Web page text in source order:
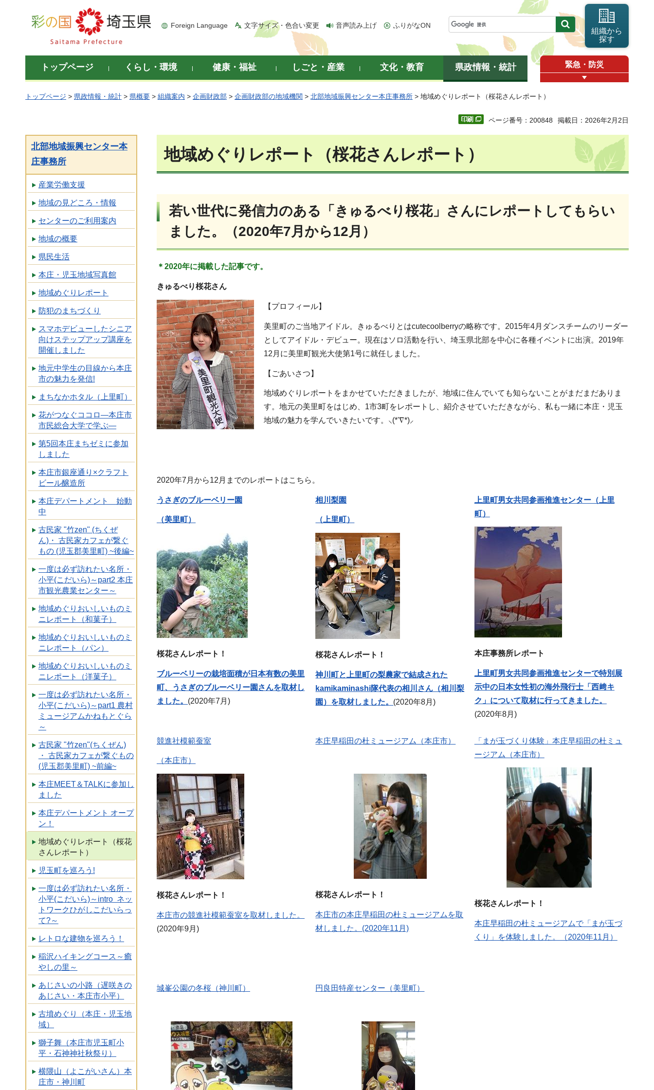
彩の国 埼玉県
Foreign Language 文字サイズ・色合い変更 音声読み上げ ふりがなON
組織から
探す
トップページ くらし・環境 健康・福祉 しごと・産業 文化・教育 県政情報・統計 緊急・防災
トップページ > 県政情報・統計 > 県概要 > 組織案内 > 企画財政部 > 企画財政部の地域機関 > 北部地域振興センター本庄事務所 > 地域めぐりレポート（桜花さんレポート）
ページ番号：200848 掲載日：2026年2月2日
北部地域振興センター本
庄事務所
産業労働支援
地域の見どころ・情報
センターのご利用案内
地域の概要
県民生活
本庄・児玉地域写真館
地域めぐりレポート
防犯のまちづくり
スマホデビューしたシニア
向けステップアップ講座を
開催しました
地元中学生の目線から本庄
市の魅力を発信!
まちなかホタル（上里町）
花がつなぐココロ―本庄市
市民総合大学で学ぶ―
第5回本庄まちゼミに参加
しました
本庄市銀座通り×クラフト
ビール醸造所
本庄デパートメント 始動
中
古民家 "竹zen" (ちくぜ
ん)・ 古民家カフェが繋ぐ
もの (児玉郡美里町) ~後編~
一度は必ず訪れたい名所・
小平(こだいら)～part2 本庄
市観光農業センター～
地域めぐりおいしいものミ
ニレポート（和菓子）
地域めぐりおいしいものミ
ニレポート（パン）
地域めぐりおいしいものミ
ニレポート（洋菓子）
一度は必ず訪れたい名所・
小平(こだいら)～part1 農村
ミュージアムかねもとぐら
～
古民家 "竹zen"(ちくぜん)
・ 古民家カフェが繋ぐもの
(児玉郡美里町) ~前編~
本庄MEET＆TALKに参加し
ました
本庄デパートメント オープ
ン！
地域めぐりレポート（桜花
さんレポート）
児玉町を巡ろう!
一度は必ず訪れたい名所・
小平(こだいら)～intro ネッ
トワークひがしこだいらっ
て?～
レトロな建物を巡ろう！
稲沢ハイキングコース～癒
やしの里～
あじさいの小路（遅咲きの
あじさい・本庄市小平）
古墳めぐり（本庄・児玉地
域）
獅子舞（本庄市児玉町小
平・石神神社秋祭り）
横隈山（よこがいさん）本
庄市・神川町
地域めぐりレポート（桜花さんレポート）
若い世代に発信力のある「きゅるべり桜花」さんにレポートしてもらい
ました。（2020年7月から12月）
＊2020年に掲載した記事です。
きゅるべり桜花さん
【プロフィール】
美里町のご当地アイドル。きゅるべりとはcutecoolberryの略称です。2015年4月ダンスチームのリーダー
としてアイドル・デビュー。現在はソロ活動を行い、埼玉県北部を中心に各種イベントに出演。2019年
12月に美里町観光大使第1号に就任しました。
【ごあいさつ】
地域めぐりレポートをまかせていただきましたが、地域に住んでいても知らないことがまだまだありま
す。地元の美里町をはじめ、1市3町をレポートし、紹介させていただきながら、私も一緒に本庄・児玉
地域の魅力を学んでいきたいです。⸜(*'∇*)⸝
2020年7月から12月までのレポートはこちら。
うさぎのブルーベリー園
（美里町）
桜花さんレポート！
ブルーベリーの栽培面積が日本有数の美里
町、うさぎのブルーベリー園さんを取材し
ました。 (2020年7月)
相川梨園
（上里町）
桜花さんレポート！
神川町と上里町の梨農家で結成された
kamikaminashi隊代表の相川さん（相川梨
園）を取材しました。 (2020年8月)
上里町男女共同参画推進センター（上里
町）
本庄事務所レポート
上里町男女共同参画推進センターで特別展
示中の日本女性初の海外飛行士「西﨑キ
ク」について取材に行ってきました。
(2020年8月)
競進社模範蚕室
（本庄市）
桜花さんレポート！
本庄市の競進社模範蚕室を取材しました。
(2020年9月)
本庄早稲田の杜ミュージアム（本庄市）
桜花さんレポート！
本庄市の本庄早稲田の杜ミュージアムを取
材しました。(2020年11月)
「まが玉づくり体験」本庄早稲田の杜ミュ
ージアム（本庄市）
桜花さんレポート！
本庄早稲田の杜ミュージアムで「まが玉づ
くり」を体験しました。（2020年11月）
城峯公園の冬桜（神川町） 円良田特産センター（美里町）